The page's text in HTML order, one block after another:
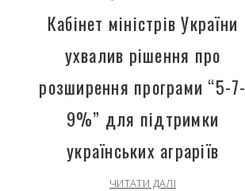
Кабінет міністрів України
ухвалив рішення про
розширення програми “5-7-
9%” для підтримки
українських аграріїв
ЧИТАТИ ДАЛІ